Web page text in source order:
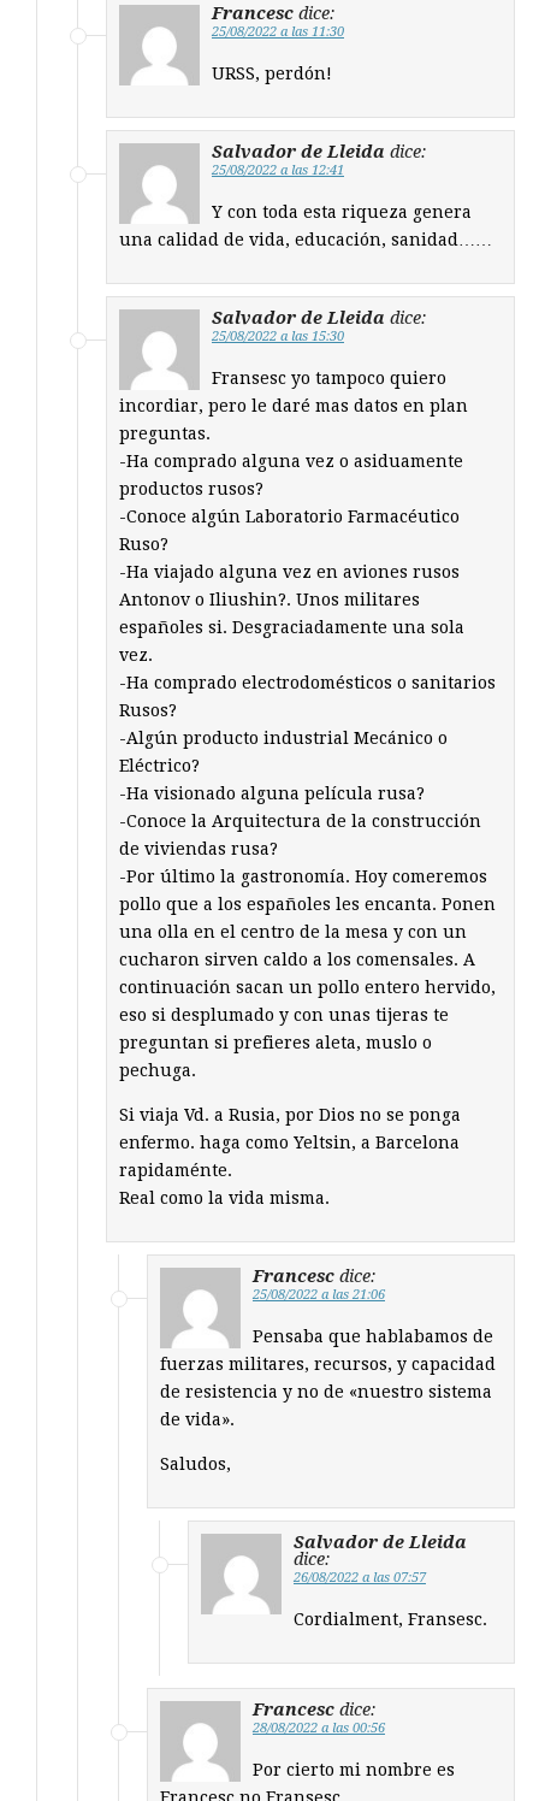
Francesc dice:
25/08/2022 a las 11:30
URSS, perdón!
Salvador de Lleida dice:
25/08/2022 a las 12:41
Y con toda esta riqueza genera
una calidad de vida, educación, sanidad……
Salvador de Lleida dice:
25/08/2022 a las 15:30
Fransesc yo tampoco quiero
incordiar, pero le daré mas datos en plan
preguntas.
-Ha comprado alguna vez o asiduamente
productos rusos?
-Conoce algún Laboratorio Farmacéutico
Ruso?
-Ha viajado alguna vez en aviones rusos
Antonov o Iliushin?. Unos militares
españoles si. Desgraciadamente una sola
vez.
-Ha comprado electrodomésticos o sanitarios
Rusos?
-Algún producto industrial Mecánico o
Eléctrico?
-Ha visionado alguna película rusa?
-Conoce la Arquitectura de la construcción
de viviendas rusa?
-Por último la gastronomía. Hoy comeremos
pollo que a los españoles les encanta. Ponen
una olla en el centro de la mesa y con un
cucharon sirven caldo a los comensales. A
continuación sacan un pollo entero hervido,
eso si desplumado y con unas tijeras te
preguntan si prefieres aleta, muslo o
pechuga.
Si viaja Vd. a Rusia, por Dios no se ponga
enfermo. haga como Yeltsin, a Barcelona
rapidaménte.
Real como la vida misma.
Francesc dice:
25/08/2022 a las 21:06
Pensaba que hablabamos de
fuerzas militares, recursos, y capacidad
de resistencia y no de «nuestro sistema
de vida».
Saludos,
Salvador de Lleida
dice:
26/08/2022 a las 07:57
Cordialment, Fransesc.
Francesc dice:
28/08/2022 a las 00:56
Por cierto mi nombre es
Francesc no Fransesc.